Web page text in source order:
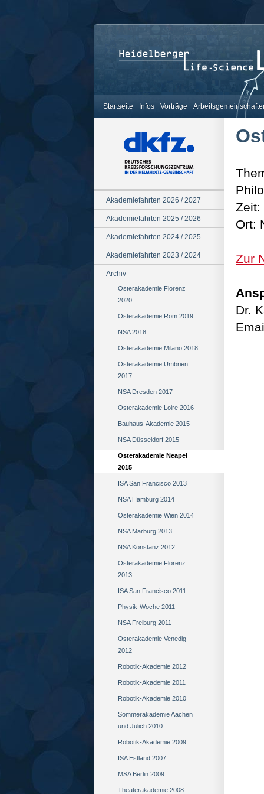
Startseite Infos Vorträge
Akademiefahrten 2026 / 2027
Akademiefahrten 2025 / 2026
Akademiefahrten 2024 / 2025
Akademiefahrten 2023 / 2024
Archiv
Osterakademie Florenz
2020
Osterakademie Rom 2019
NSA 2018
Osterakademie Milano 2018
Osterakademie Umbrien
2017
NSA Dresden 2017
Osterakademie Loire 2016
Bauhaus-Akademie 2015
NSA Düsseldorf 2015
Osterakademie Neapel
2015
ISA San Francisco 2013
NSA Hamburg 2014
Osterakademie Wien 2014
NSA Marburg 2013
NSA Konstanz 2012
Osterakademie Florenz
2013
ISA San Francisco 2011
Physik-Woche 2011
NSA Freiburg 2011
Osterakademie Venedig
2012
Robotik-Akademie 2012
Robotik-Akademie 2011
Robotik-Akademie 2010
Sommerakademie Aachen
und Jülich 2010
Robotik-Akademie 2009
ISA Estland 2007
MSA Berlin 2009
Theaterakademie 2008
Zeit:
Ort:
Zur
Dr.